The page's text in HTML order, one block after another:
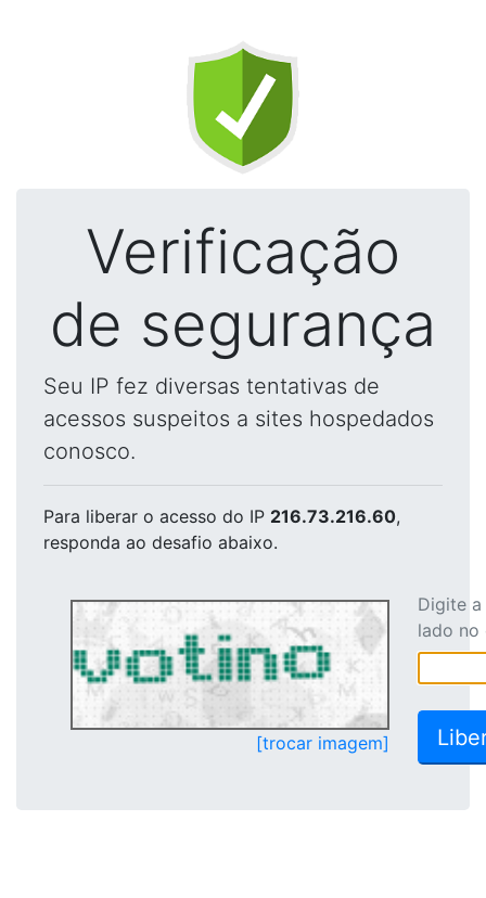
Verificação
de segurança
Seu IP fez diversas tentativas de
acessos suspeitos a sites hospedados
conosco.
Para liberar o acesso do IP 216.73.216.60,
responda ao desafio abaixo.
[trocar imagem]
Digite
lado no